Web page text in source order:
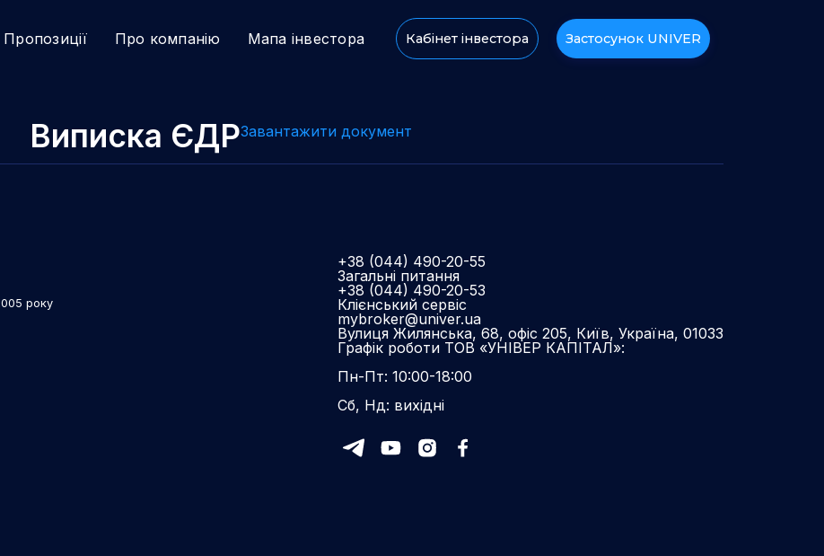
Пропозиції Про компанію Мапа інвестора Кабінет інвестора Застосунок UNIVER
Виписка ЄДРЗавантажити документ
року
+38 (044) 490-20-55
Загальні питання
+38 (044) 490-20-53
Клієнський сервіс
mybroker@univer.ua
Вулиця Жилянська, 68, офіс 205, Київ, Україна, 01033
Графік роботи ТОВ «УНІВЕР КАПІТАЛ»:
Пн-Пт: 10:00-18:00
Сб, Нд: вихідні